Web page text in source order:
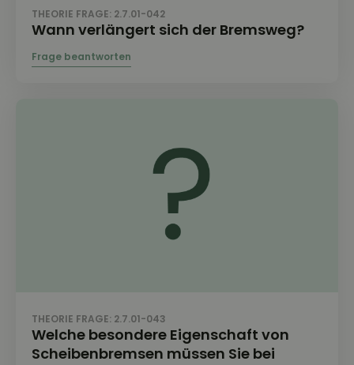
THEORIE FRAGE: 2.7.01-042
Wann verlängert sich der Bremsweg?
THEORIE FRAGE: 2.7.01-043
Welche besondere Eigenschaft von
Scheibenbremsen müssen Sie bei